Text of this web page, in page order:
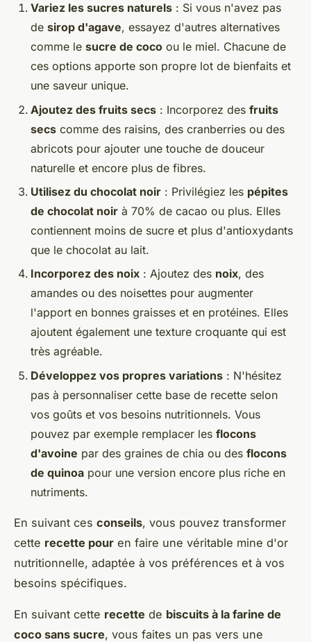
Variez les sucres naturels : Si vous n'avez pas
de sirop d'agave, essayez d'autres alternatives
comme le sucre de coco ou le miel. Chacune de
ces options apporte son propre lot de bienfaits et
une saveur unique.
Ajoutez des fruits secs : Incorporez des fruits
secs comme des raisins, des cranberries ou des
abricots pour ajouter une touche de douceur
naturelle et encore plus de fibres.
Utilisez du chocolat noir : Privilégiez les pépites
de chocolat noir à 70% de cacao ou plus. Elles
contiennent moins de sucre et plus d'antioxydants
que le chocolat au lait.
Incorporez des noix : Ajoutez des noix, des
amandes ou des noisettes pour augmenter
l'apport en bonnes graisses et en protéines. Elles
ajoutent également une texture croquante qui est
très agréable.
Développez vos propres variations : N'hésitez
pas à personnaliser cette base de recette selon
vos goûts et vos besoins nutritionnels. Vous
pouvez par exemple remplacer les flocons
d'avoine par des graines de chia ou des flocons
de quinoa pour une version encore plus riche en
nutriments.
En suivant ces conseils, vous pouvez transformer
cette recette pour en faire une véritable mine d'or
nutritionnelle, adaptée à vos préférences et à vos
besoins spécifiques.
En suivant cette recette de biscuits à la farine de
coco sans sucre, vous faites un pas vers une